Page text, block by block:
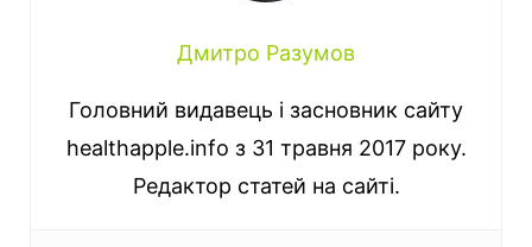
Дмитро Разумов
Головний видавець і засновник сайту
healthapple.info з 31 травня 2017 року.
Редактор статей на сайті.